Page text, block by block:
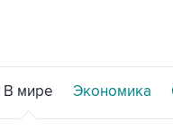
В мире Экономика